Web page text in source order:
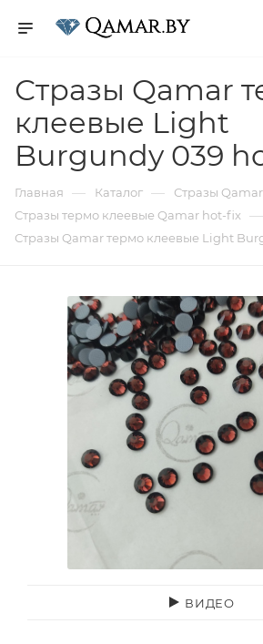
Стразы Qamar
клеевые Light
Burgundy 039
Главная — Каталог — Стразы Qamar
Стразы термо клеевые Qamar hot-fix —
Стразы Qamar термо клеевые Light
ВИДЕО